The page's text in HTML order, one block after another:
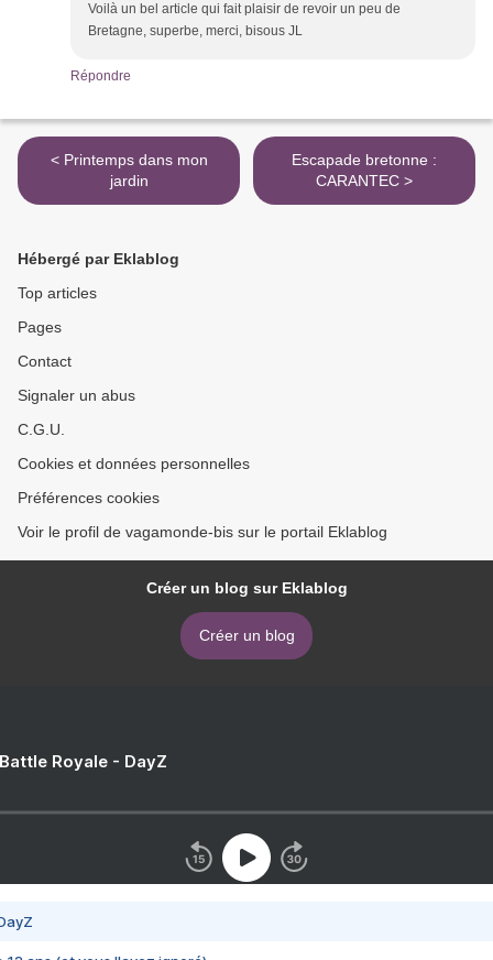
Voilà un bel article qui fait plaisir de revoir un peu de
Bretagne, superbe, merci, bisous JL
Répondre
< Printemps dans mon
jardin
Escapade bretonne :
CARANTEC >
Hébergé par Eklablog
Top articles
Pages
Contact
Signaler un abus
C.G.U.
Cookies et données personnelles
Préférences cookies
Voir le profil de vagamonde-bis sur le portail Eklablog
Créer un blog sur Eklablog
Créer un blog
Royale - DayZ